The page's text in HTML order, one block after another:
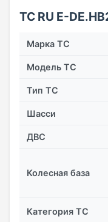
ТС RU Е-
Марка ТС
Модель ТС
Тип ТС
Шасси
ДВС
Колесная база
Категория ТС